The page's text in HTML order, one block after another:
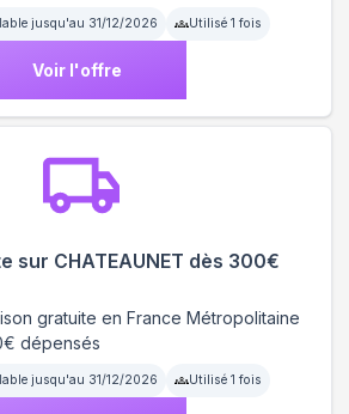
jusqu'au 31/12/2026 Utilisé 1 fois
Voir l'offre
sur CHATEAUNET dès 300€
gratuite en France Métropolitaine
dépensés
jusqu'au 31/12/2026 Utilisé 1 fois